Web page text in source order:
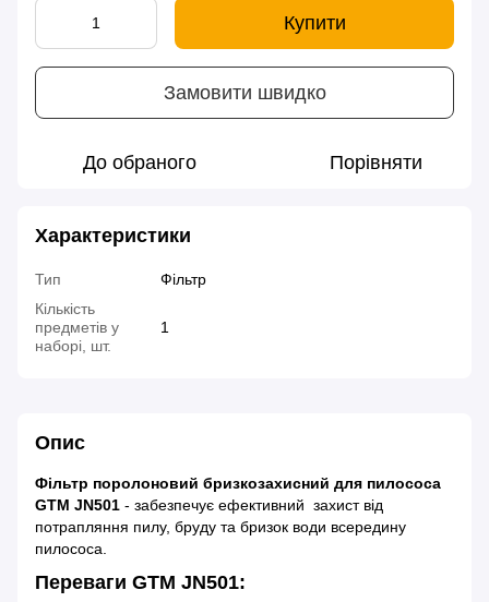
Купити
Замовити швидко
До обраного Порівняти
Характеристики
Тип
Фільтр
Кількість
предметів у
наборі, шт.
1
Опис
Фільтр поролоновий бризкозахисний для пилососа
GTM JN501 - забезпечує ефективний захист від
потрапляння пилу, бруду та бризок води всередину
пилососа.
Переваги GTM JN501: